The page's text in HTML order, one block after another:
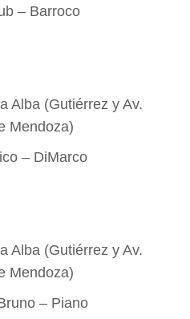
– Barroco
Alba (Gutiérrez y Av.
Mendoza)
– DiMarco
Alba (Gutiérrez y Av.
Mendoza)
– Piano